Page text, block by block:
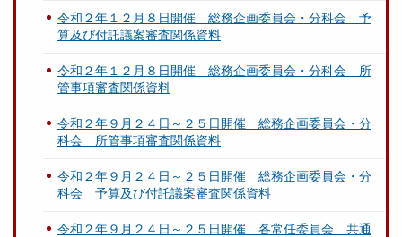
令和２年１２月８日開催 総務企画委員会・分科会 予
算及び付託議案審査関係資料
令和２年１２月８日開催 総務企画委員会・分科会 所
管事項審査関係資料
令和２年９月２４日～２５日開催 総務企画委員会・分
科会 所管事項審査関係資料
令和２年９月２４日～２５日開催 総務企画委員会・分
科会 予算及び付託議案審査関係資料
令和２年９月２４日～２５日開催 各常任委員会 共通